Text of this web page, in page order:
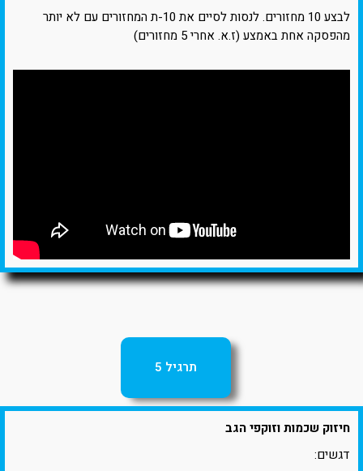
לבצע 10 מחזורים. לנסות לסיים את 10-ת המחזורים עם לא יותר
מהפסקה אחת באמצע (ז.א. אחרי 5 מחזורים)
תרגיל 5
חיזוק שכמות וזוקפי הגב
דגשים: